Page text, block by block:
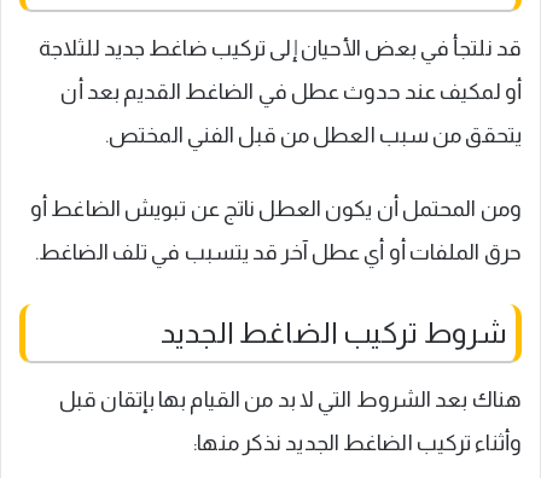
قد نلتجأ في بعض الأحيان إلى تركيب ضاغط جديد للثلاجة
أو لمكيف عند حدوث عطل في الضاغط القديم بعد أن
يتحقق من سبب العطل من قبل الفني المختص.
ومن المحتمل أن يكون العطل ناتج عن تبويش الضاغط أو
حرق الملفات أو أي عطل آخر قد يتسبب في تلف الضاغط.
شروط تركيب الضاغط الجديد
هناك بعد الشروط التي لا بد من القيام بها بإتقان قبل
وأثناء تركيب الضاغط الجديد نذكر منها: